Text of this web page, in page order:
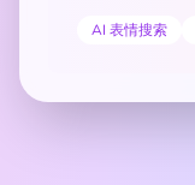
AI 表情搜索